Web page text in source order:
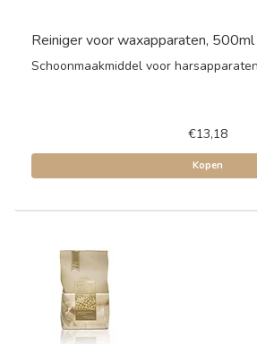
Reiniger voor waxapparaten, 500ml
Schoonmaakmiddel voor harsapparaten
€13,18
Kopen